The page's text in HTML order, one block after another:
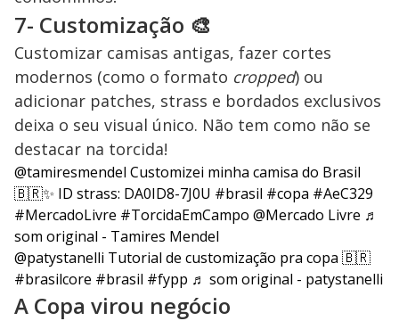
7- Customização 🎨
Customizar camisas antigas, fazer cortes
modernos (como o formato cropped) ou
adicionar patches, strass e bordados exclusivos
deixa o seu visual único. Não tem como não se
destacar na torcida!
@tamiresmendel Customizei minha camisa do Brasil
🇧🇷✨ ID strass: DA0ID8-7J0U #brasil #copa #AeC329
#MercadoLivre #TorcidaEmCampo @Mercado Livre ♬
som original - Tamires Mendel
@patystanelli Tutorial de customização pra copa 🇧🇷
#brasilcore #brasil #fypp ♬ som original - patystanelli
A Copa virou negócio